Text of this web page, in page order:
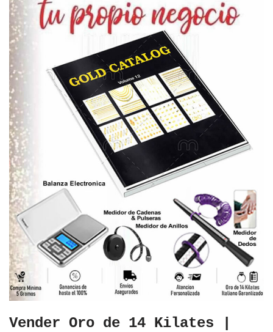
Vender Oro de 14 Kilates |